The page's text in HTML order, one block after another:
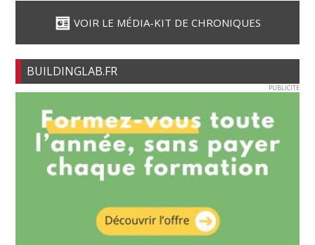
VOIR LE MÉDIA-KIT DE CHRONIQUES
BUILDINGLAB.FR
PUBLICITE